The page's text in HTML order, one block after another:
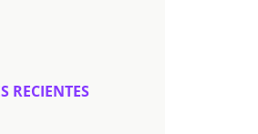
RECIENTES